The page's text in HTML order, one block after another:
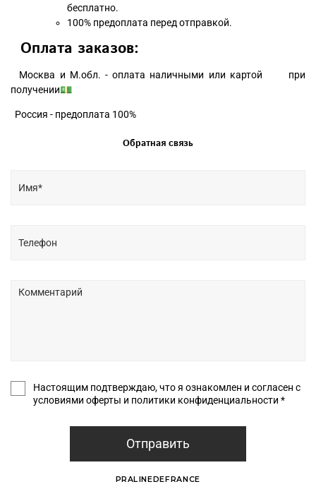
бесплатно.
100% предоплата перед отправкой.
Оплата заказов:
Москва и М.обл. - оплата наличными или картой при
получении💵
Россия - предоплата 100%
Обратная связь
Настоящим подтверждаю, что я ознакомлен и согласен с
условиями оферты и политики конфиденциальности *
Отправить
PRALINEDEFRANCE